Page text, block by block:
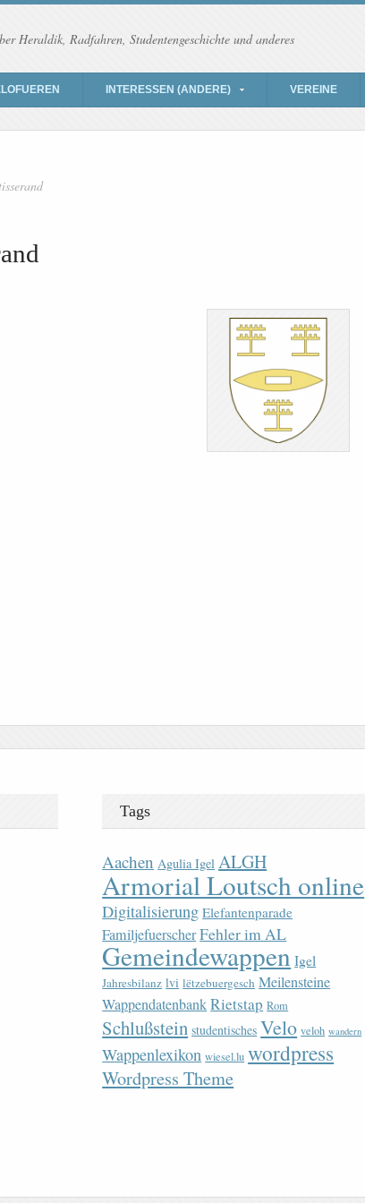
Heraldik, Radfahren, Studentengeschichte und anderes
INTERESSEN (ANDERE) VEREINE
Tags
Aachen Agulia Igel ALGH
Armorial Loutsch online
Digitalisierung Elefantenparade
FamiljefuerscherFehler im AL
Gemeindewappen Igel
Jahresbilanz lvi lëtzebuergesch Meilensteine
WappendatenbankRietstap Rom
Schlußstein studentisches Velo veloh wandern
Wappenlexikon wiesel.lu wordpress
Wordpress Theme